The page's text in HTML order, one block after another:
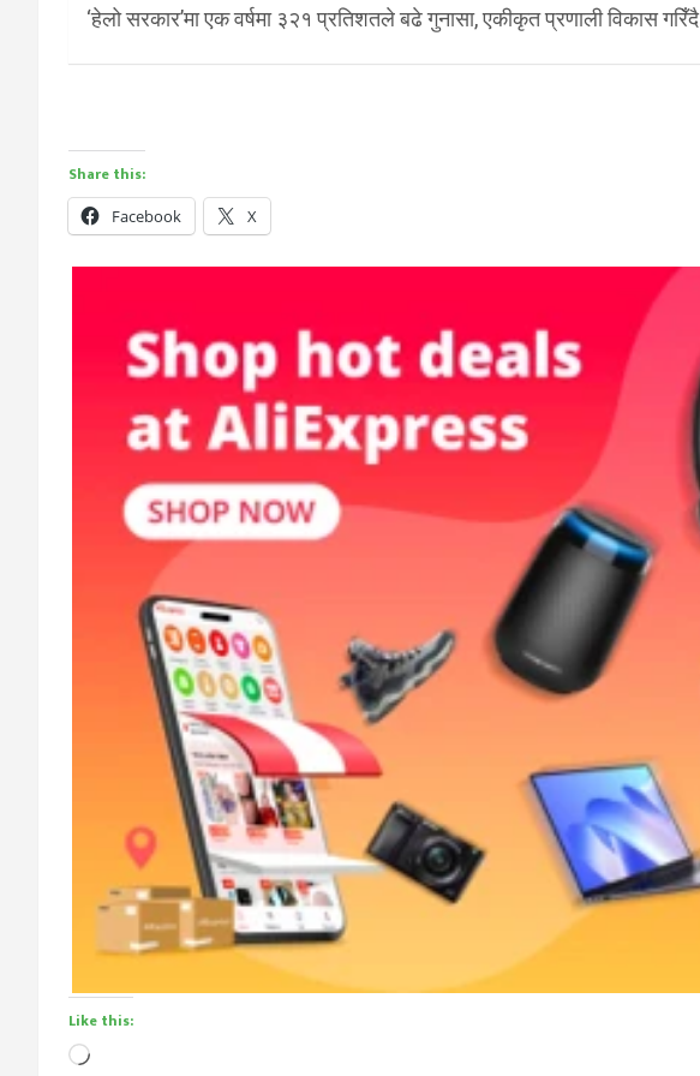
‘हेलो सरकार’मा एक वर्षमा ३२१ प्रतिशतले बढे गुनासा, एकीकृत प्रणाली विकास गरिँदै
Share this:
Facebook X
Like this:
Loading…